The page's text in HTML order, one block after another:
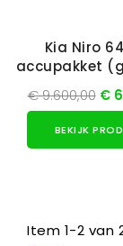
Kia Niro
accupakket
€ 9.600,00 €
BEKIJK
Item 1-2 van